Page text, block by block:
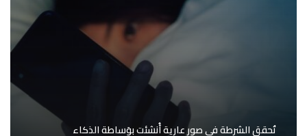
تُحقق الشرطة في صورٍ عارية أُنشئت بوَساطة الذكاء